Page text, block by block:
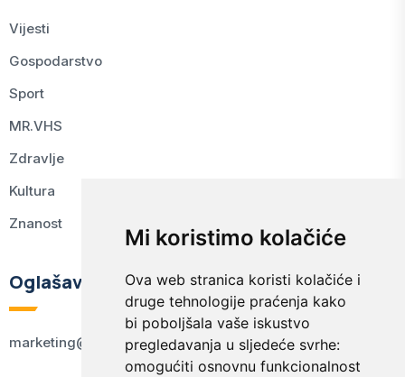
Mi koristimo kolačiće
Ova web stranica koristi kolačiće i
druge tehnologije praćenja kako
bi poboljšala vaše iskustvo
pregledavanja u sljedeće svrhe:
omogućiti osnovnu funkcionalnost
Vijesti
Gospodarstvo
Sport
MR.VHS
Zdravlje
Kultura
Znanost
Oglašavanje
marketing@kodex.hr